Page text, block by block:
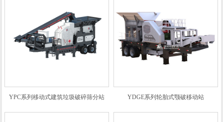
YPC系列移动式建筑垃圾破碎筛分站 YDGE系列轮胎式颚破移动站